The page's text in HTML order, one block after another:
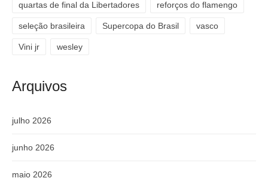
quartas de final da Libertadores reforços do flamengo
seleção brasileira Supercopa do Brasil vasco
Vini jr wesley
Arquivos
julho 2026
junho 2026
maio 2026